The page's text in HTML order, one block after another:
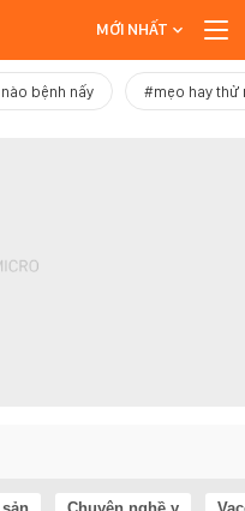
MỚI NHẤT
bệnh nấy #mẹo hay thử